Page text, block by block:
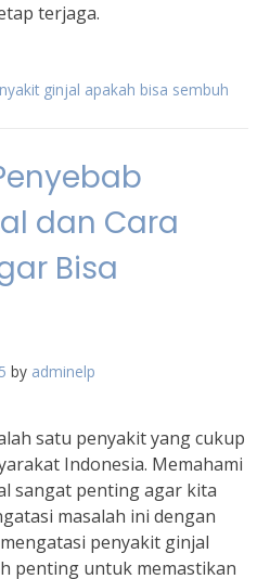
terjaga.
ginjal apakah bisa sembuh
dan Cara
Bisa
by adminelp
satu penyakit yang cukup
Indonesia. Memahami
sangat penting agar kita
masalah ini dengan
penyakit ginjal
penting untuk memastikan